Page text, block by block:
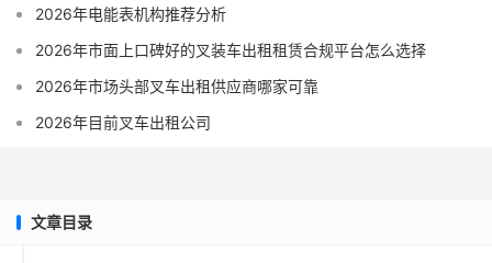
2026年电能表机构推荐分析
2026年市面上口碑好的叉装车出租租赁合规平台怎么选择
2026年市场头部叉车出租供应商哪家可靠
2026年目前叉车出租公司
文章目录